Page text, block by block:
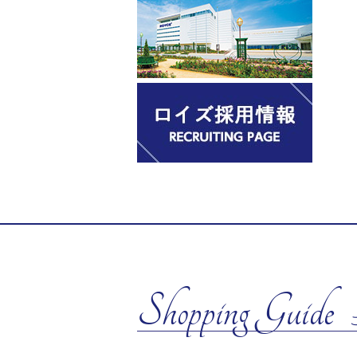
Shopping Guide